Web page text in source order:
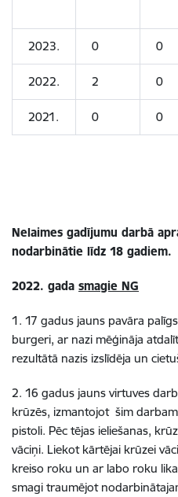
2023. 0 0
2022. 2 0
2021. 0 0
Nelaimes gadījumu darbā
nodarbinātie līdz 18 gadiem.
2022. gada smagie NG
1. 17 gadus jauns pavāra
burgeri, ar nazi mēģināja
rezultātā nazis izslīdēja un
2. 16 gadus jauns virtuves
krūzēs, izmantojot šim
pistoli. Pēc tējas ieliešanas,
vāciņi. Liekot kārtējai krūzei
kreiso roku un ar labo roku
smagi traumējot